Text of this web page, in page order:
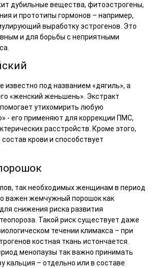
дубильные вещества, фитоэстрогены,
и прототипы гормонов – например,
выработку эстрогенов. Это
и для борьбы с неприятными
известно под названием «дягиль», а
«женский женьшень». Экстракт
утихомирить любую
- его применяют для коррекции ПМС,
расстройств. Кроме этого,
крови и способствует
так необходимых женщинам в период
важен жемчужный порошок как
снижения риска развития
Такой риск существует даже
течении климакса – при
костная ткань истончается.
менопаузы так важно принимать
кальция – отдельно или в составе